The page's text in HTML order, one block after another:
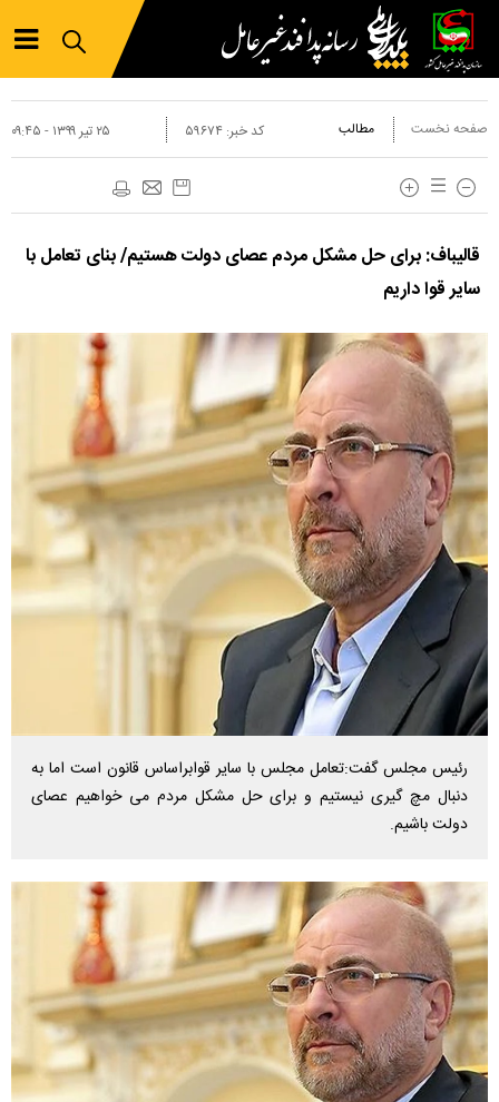
صفحه نخست مطالب ۲۵ تير ۱۳۹۹ - ۰۹:۴۵ کد خبر: ۵۹۶۷۴
قالیباف: برای حل مشکل مردم عصای دولت هستیم/ بنای تعامل با
سایر قوا داریم
رئیس مجلس گفت:تعامل مجلس با سایر قوابراساس قانون است اما به
دنبال مچ گیری نیستیم و برای حل مشکل مردم می خواهیم عصای
دولت باشیم.